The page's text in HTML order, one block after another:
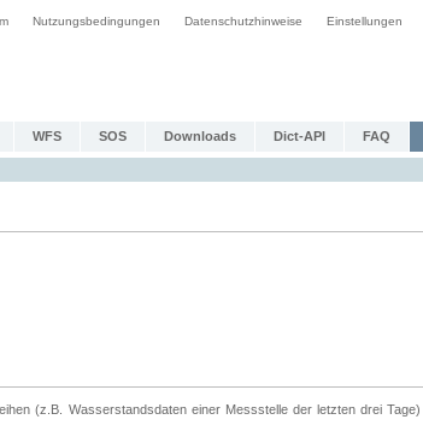
Nutzungsbedingungen Datenschutzhinweise Einstellungen
WFS SOS Downloads Dict-API FAQ
(z.B. Wasserstandsdaten einer Messstelle der letzten drei